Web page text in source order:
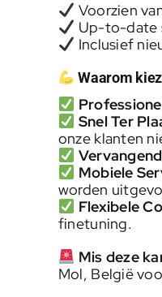
Voorzien
Up-to-date
Inclusief
Waarom
Snel Ter
onze klanten
Mobiele
worden
Flexibele
finetuning.
Mis deze
Mol, België